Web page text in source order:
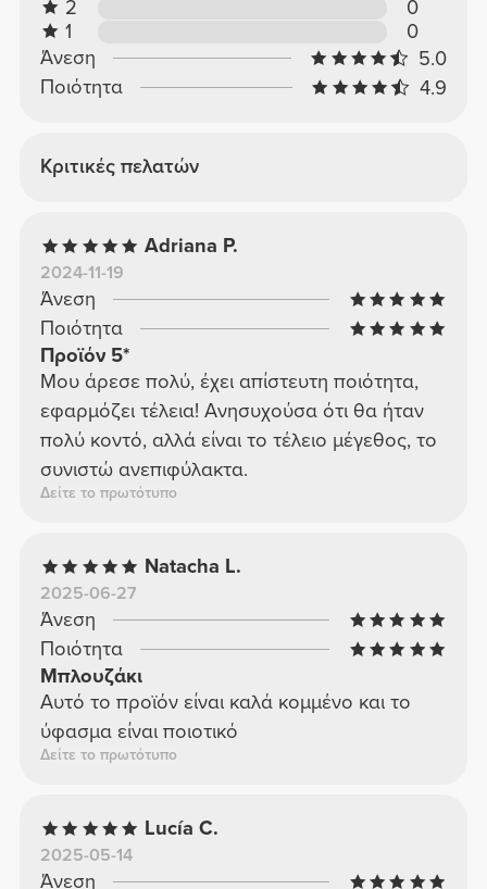
2
0
1
0
Άνεση
5.0
Ποιότητα
4.9
Κριτικές πελατών
Adriana P.
2024-11-19
Άνεση
Ποιότητα
Προϊόν 5*
Μου άρεσε πολύ, έχει απίστευτη ποιότητα,
εφαρμόζει τέλεια! Ανησυχούσα ότι θα ήταν
πολύ κοντό, αλλά είναι το τέλειο μέγεθος, το
συνιστώ ανεπιφύλακτα.
Δείτε το πρωτότυπο
Natacha L.
2025-06-27
Άνεση
Ποιότητα
Μπλουζάκι
Αυτό το προϊόν είναι καλά κομμένο και το
ύφασμα είναι ποιοτικό
Δείτε το πρωτότυπο
Lucía C.
2025-05-14
Άνεση